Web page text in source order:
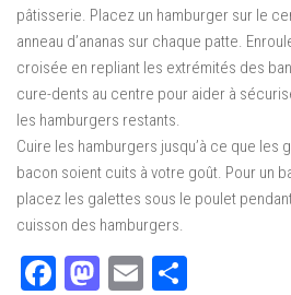
pâtisserie. Placez un hamburger sur le
anneau d’ananas sur chaque patte.
croisée en repliant les extrémités des
cure-dents au centre pour aider à
les hamburgers restants.
Cuire les hamburgers jusqu’à ce que les
bacon soient cuits à votre goût. Pour un
placez les galettes sous le poulet
cuisson des hamburgers.
Facebook
Mastodon
Email